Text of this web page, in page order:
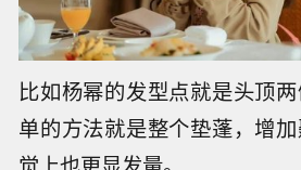
比如杨幂的发型点就是头顶
单的方法就是整个垫蓬，增